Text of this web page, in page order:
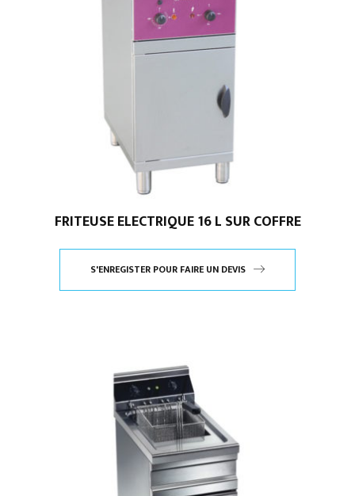
FRITEUSE ELECTRIQUE 16 L SUR COFFRE
S'ENREGISTER POUR FAIRE UN DEVIS